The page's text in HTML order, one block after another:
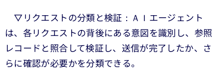
▽リクエストの分類と検証：ＡＩエージェント
は、各リクエストの背後にある意図を識別し、参照
レコードと照合して検証し、送信が完了したか、さ
らに確認が必要かを分類できる。